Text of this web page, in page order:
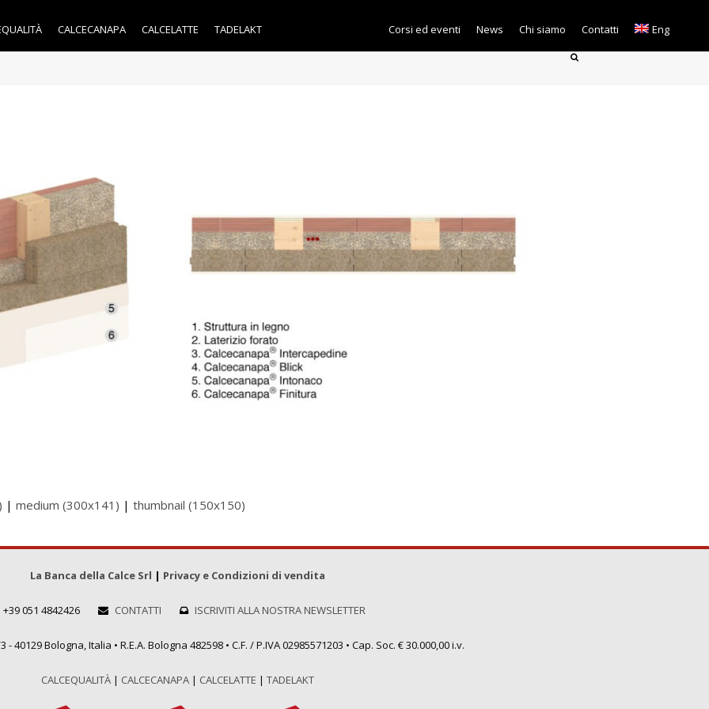
CALCECANAPA CALCELATTE TADELAKT Corsi ed eventi News Chi siamo Contatti Eng
| medium (300x141) | thumbnail (150x150)
La Banca della Calce Srl | Privacy e Condizioni di vendita
+39 051 4842426 CONTATTI ISCRIVITI ALLA NOSTRA NEWSLETTER
40129 Bologna, Italia • R.E.A. Bologna 482598 • C.F. / P.IVA 02985571203 • Cap. Soc. € 30.000,00 i.v.
CALCEQUALITÀ| CALCECANAPA| CALCELATTE | TADELAKT